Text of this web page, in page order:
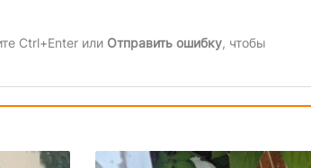
Ctrl+Enter или Отправить ошибку, чтобы